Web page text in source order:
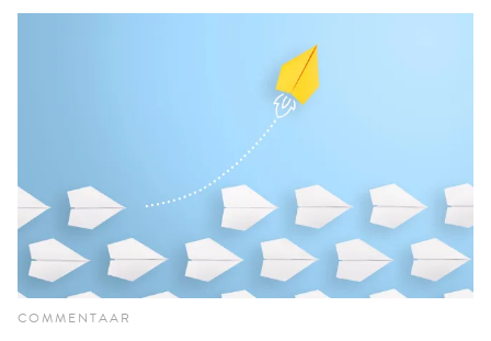
COMMENTAAR